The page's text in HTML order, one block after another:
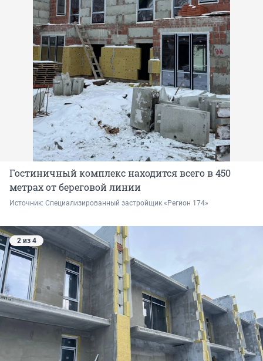
Гостиничный комплекс находится всего в 450
метрах от береговой линии
Источник: Специализированный застройщик «Регион 174»
2 из 4